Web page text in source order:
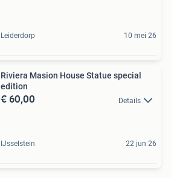
Leiderdorp 10 mei 26
Riviera Masion House Statue special
edition
€ 60,00 Details
IJsselstein 22 jun 26